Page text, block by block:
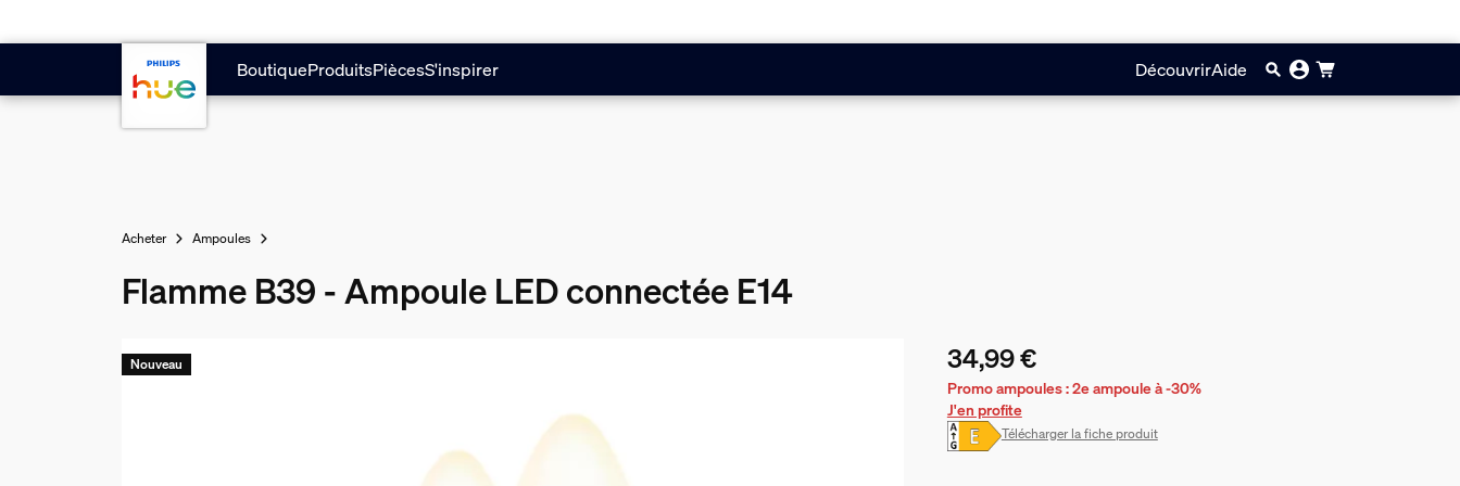
BoutiqueProduitsPiècesS'inspirer DécouvrirAide
Acheter Ampoules
Flamme B39 - Ampoule LED connectée E14
Le prix actuel est 34,99 €
34,99 €
Promo ampoules : 2e ampoule à -30%
J'en profite
Télécharger la fiche produit
Nouveau